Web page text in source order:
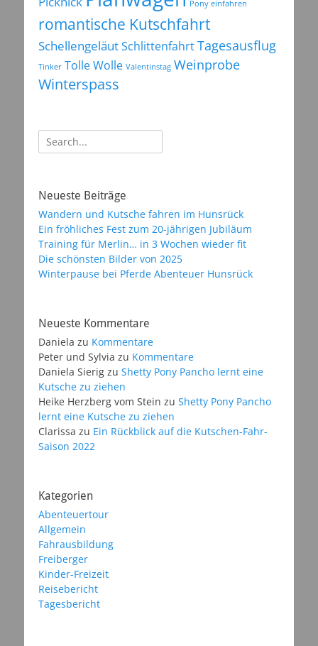
Pony einfahren
romantische Kutschfahrt
SchellengeläutSchlittenfahrtTagesausflug
Tinker Tolle Wolle Valentinstag Weinprobe
Winterspass
Suchen
nach:
Neueste Beiträge
Wandern und Kutsche fahren im Hunsrück
Ein fröhliches Fest zum 20-jährigen Jubiläum
Training für Merlin… in 3 Wochen wieder fit
Die schönsten Bilder von 2025
Winterpause bei Pferde Abenteuer Hunsrück
Neueste Kommentare
Daniela zu Kommentare
Peter und Sylvia zu Kommentare
Daniela Sierig zu Shetty Pony Pancho lernt eine
Kutsche zu ziehen
Heike Herzberg vom Stein zu Shetty Pony Pancho
lernt eine Kutsche zu ziehen
Clarissa zu Ein Rückblick auf die Kutschen-Fahr-
Saison 2022
Kategorien
Abenteuertour
Allgemein
Fahrausbildung
Freiberger
Kinder-Freizeit
Reisebericht
Tagesbericht